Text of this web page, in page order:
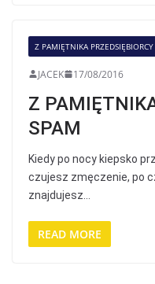
Z PAMIĘTNIKA PRZEDSIĘBIORCY
JACEK 17/08/2016
Z
SPAM
Kiedy po nocy kiepsko
czujesz zmęczenie, po
znajdujesz…
READ MORE